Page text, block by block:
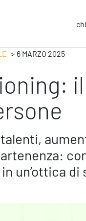
Process Improvement
Process
Strategico
Strategica
Rischi
6 MARZO 2025
un’ottica